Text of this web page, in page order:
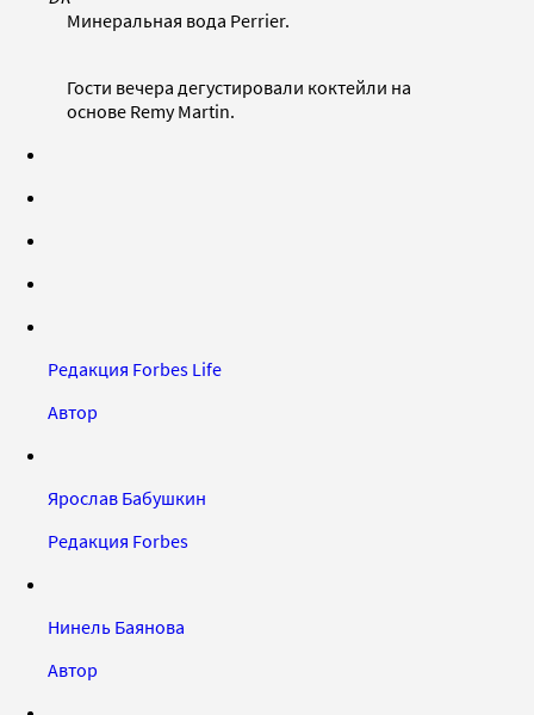
Минеральная вода Perrier.
Гости вечера дегустировали коктейли на
основе Remy Martin.
Редакция Forbes Life
Автор
Ярослав Бабушкин
Редакция Forbes
Нинель Баянова
Автор